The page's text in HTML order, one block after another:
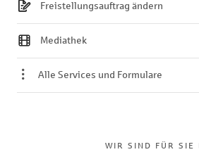
WIR SIND FÜR SIE
Freistellungsauftrag ändern
Mediathek
Alle Services und Formulare